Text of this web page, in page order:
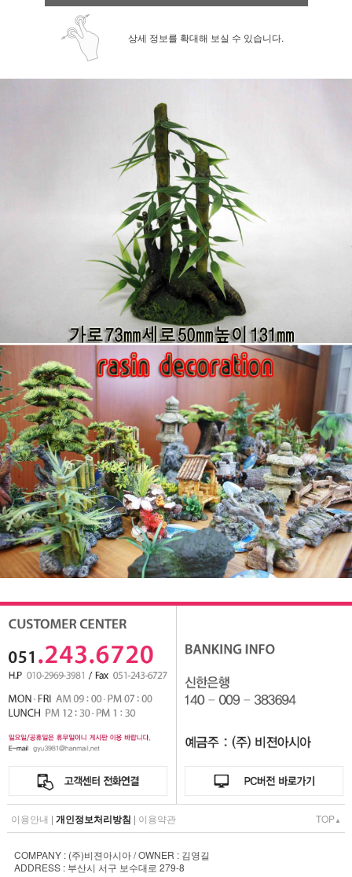
상세 정보를 확대해 보실 수 있습니다.
이용안내 | 개인정보처리방침 | 이용약관 TOP▲
COMPANY : (주)비젼아시아 / OWNER : 김영길
ADDRESS : 부산시 서구 보수대로 279-8